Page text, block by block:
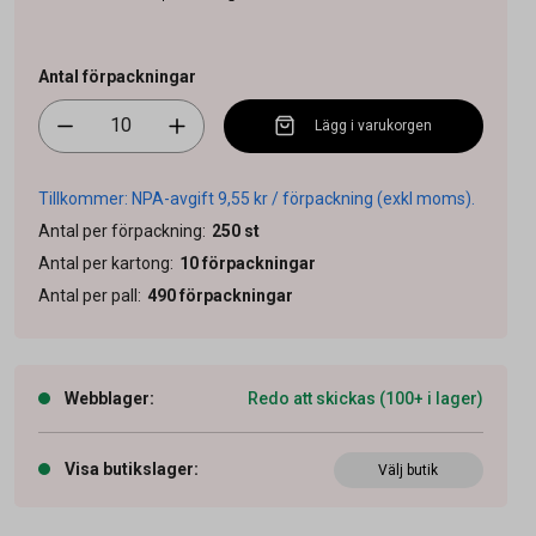
Antal förpackningar
Lägg i varukorgen
Tillkommer: NPA-avgift 9,55 kr / förpackning (exkl moms).
Antal per förpackning: 250 st
Antal per kartong: 10förpackningar
Antal per pall : 490förpackningar
Webblager: Redo att skickas (100+ i lager)
Visa butikslager: Välj butik